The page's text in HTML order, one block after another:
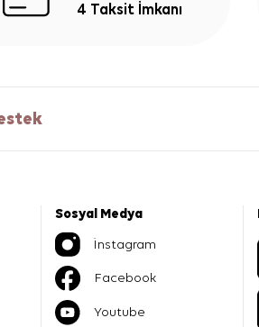
4 Taksit İmkanı
Sosyal Medya
İnstagram
Facebook
Youtube